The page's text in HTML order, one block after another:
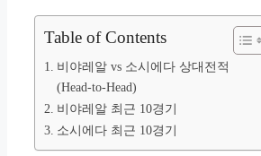
Table of Contents
비야레알 vs 소시에다 상대전적
(Head-to-Head)
비야레알 최근 10경기
소시에다 최근 10경기